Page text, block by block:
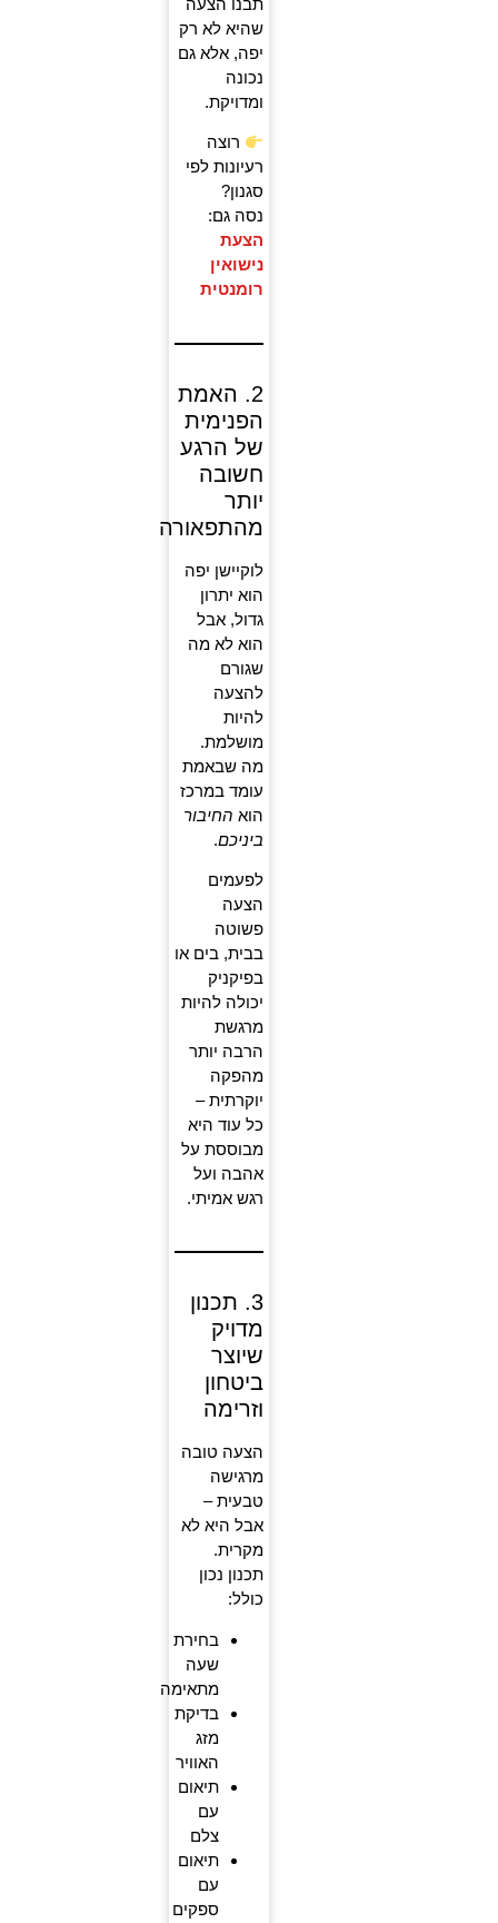
שהיא לא רק
יפה, אלא גם
נכונה
ומדויקת.
רוצה
רעיונות לפי
סגנון?
נסה גם:
הצעת
נישואין
רומנטית
2. האמת
הפנימית
של הרגע
חשובה
יותר
מהתפאורה
לוקיישן יפה
הוא יתרון
גדול, אבל
הוא לא מה
שגורם
להצעה
להיות
מושלמת.
מה שבאמת
עומד במרכז
הוא החיבור
ביניכם.
לפעמים
הצעה
פשוטה
בבית, בים או
בפיקניק
יכולה להיות
מרגשת
הרבה יותר
מהפקה
יוקרתית –
כל עוד היא
מבוססת על
אהבה ועל
רגש אמיתי.
3. תכנון
מדויק
שיוצר
ביטחון
וזרימה
הצעה טובה
מרגישה
טבעית –
אבל היא לא
מקרית.
תכנון נכון
כולל:
בחירת
שעה
מתאימה
בדיקת
מזג
האוויר
תיאום
עם
צלם
תיאום
עם
ספקים